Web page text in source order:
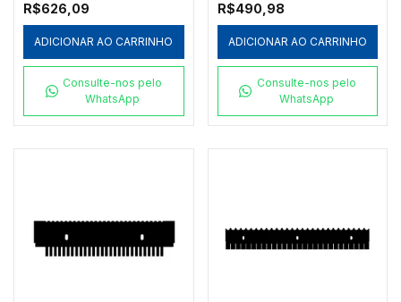
CLEAVER SCIENTIFIC
MODELOS MSMAXI10,
MSMAXI15,
MSMAXI20, MSMAXI25
E MSMAXIDUO -
CÓDIGO MS20-25-2
R$626,09
ADICIONAR AO CARRINHO
Consulte-nos pelo
WhatsApp
CLEAVER SCIENTIFIC
MODELOS MSMIDI7,
MSMIDI10 E
MSMIDIDUO - CÓDIGO
MS10-25-2
R$490,98
ADICIONAR AO CARRINHO
Consulte-nos pelo
WhatsApp